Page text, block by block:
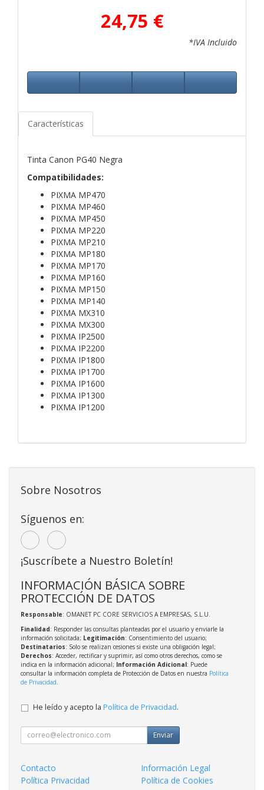
24,75 €
*IVA Incluido
Características
Tinta Canon PG40 Negra
Compatibilidades:
PIXMA MP470
PIXMA MP460
PIXMA MP450
PIXMA MP220
PIXMA MP210
PIXMA MP180
PIXMA MP170
PIXMA MP160
PIXMA MP150
PIXMA MP140
PIXMA MX310
PIXMA MX300
PIXMA IP2500
PIXMA IP2200
PIXMA IP1800
PIXMA IP1700
PIXMA IP1600
PIXMA IP1300
PIXMA IP1200
Sobre Nosotros
Síguenos en:
¡Suscríbete a Nuestro Boletín!
INFORMACIÓN BÁSICA SOBRE
PROTECCIÓN DE DATOS
Responsable: OMANET PC CORE SERVICIOS A EMPRESAS, S.L.U.
Finalidad: Responder las consultas planteadas por el usuario y enviarle la
información solicitada; Legitimación: Consentimiento del usuario;
Destinatarios: Solo se realizan cesiones si existe una obligación legal;
Derechos: Acceder, rectificar y suprimir, así como otros derechos, como se
indica en la información adicional; Información Adicional: Puede
consultar la información completa de Protección de Datos en nuestra Política
de Privacidad
He leído y acepto la Política de Privacidad.
Enviar
Contacto
Información Legal
Política Privacidad
Política de Cookies